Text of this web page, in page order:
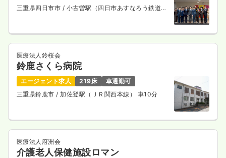
三重県四日市市 / 小古曽駅（四日市あすなろう鉄道内
医療法人鈴桜会
鈴鹿さくら病院
エージェント求人 219床
車通勤可
三重県鈴鹿市/ 加佐登駅（ＪＲ関西本線） 車10分
医療法人府洲会
介護老人保健施設ロマン